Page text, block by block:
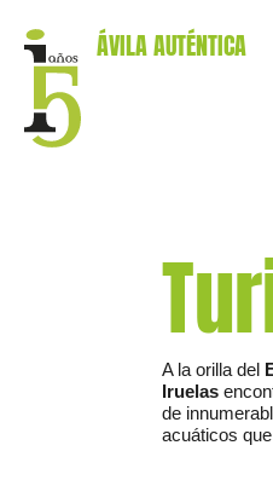
ÁVILA AUTÉNTICA
A la orilla del
Iruelas
de
acuáticos